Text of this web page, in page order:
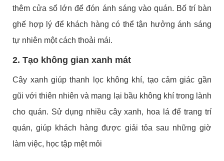
thêm cửa sổ lớn để đón ánh sáng vào quán. Bố trí bàn
ghế hợp lý để khách hàng có thể tận hưởng ánh sáng
tự nhiên một cách thoải mái.
2. Tạo không gian xanh mát
Cây xanh giúp thanh lọc không khí, tạo cảm giác gần
gũi với thiên nhiên và mang lại bầu không khí trong lành
cho quán. Sử dụng nhiều cây xanh, hoa lá để trang trí
quán, giúp khách hàng được giải tỏa sau những giờ
làm việc, học tập mệt mỏi